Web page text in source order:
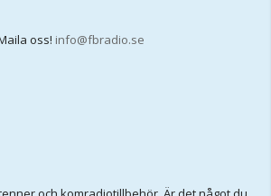
oss! info@fbradio.se